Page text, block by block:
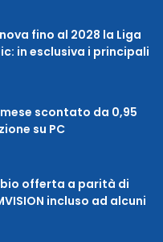
fino al 2028 la Liga
in esclusiva i principali
mese scontato da 0,95
su PC
offerta a parità di
incluso ad alcuni